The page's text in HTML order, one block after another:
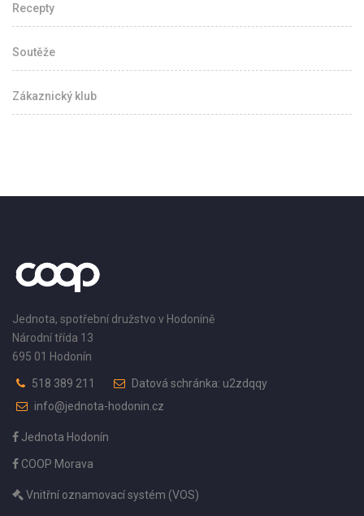
Recepty
Soutěže
Zákaznický klub
Jednota, spotřební družstvo v Hodoníně
Národní třída 13
695 01 Hodonín
518 389 211
Datová schránka: u2zdqqy
info@jednota-hodonin.cz
Jednota Hodonín
COOP Morava
Vnitřní oznamovací systém (VOS)